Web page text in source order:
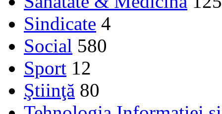
Sindicate 4
Social 580
Sport 12
Ştiinţă 80